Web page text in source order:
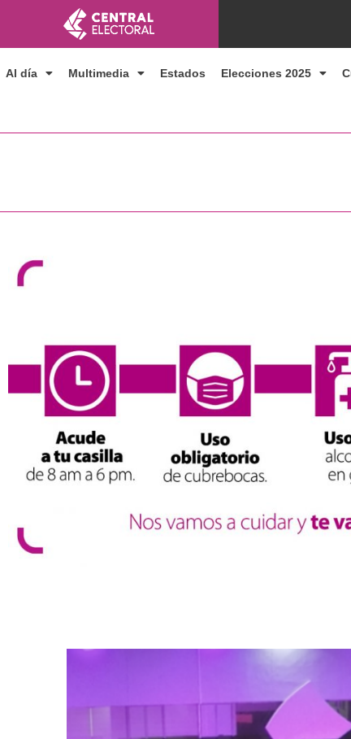
contenido
Al día Multimedia Estados Elecciones 2025